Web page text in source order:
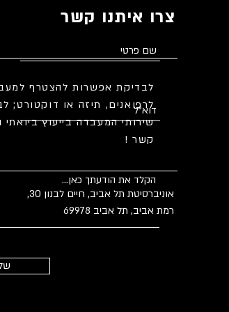
צרו איתנו קשר
לבדיקת אפשרות להצטרף
לרפואנים, תיזה או דוקטורט;
שירותי המעבדה בייעוץ ביואתי
קשר !
אוניברסיטת תל אביב, חיים לבנון 30,
רמת אביב, תל אביב 69978